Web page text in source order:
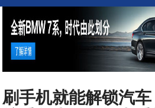
刷手机就能解锁汽